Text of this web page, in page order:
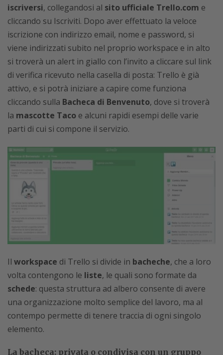
iscriversi, collegandosi al sito ufficiale Trello.com e
cliccando su Iscriviti. Dopo aver effettuato la veloce
iscrizione con indirizzo email, nome e password, si
viene indirizzati subito nel proprio workspace e in alto
si troverà un alert in giallo con l’invito a cliccare sul link
di verifica ricevuto nella casella di posta: Trello è già
attivo, e si potrà iniziare a capire come funziona
cliccando sulla Bacheca di Benvenuto, dove si troverà
la mascotte Taco e alcuni rapidi esempi delle varie
parti di cui si compone il servizio.
Il workspace di Trello si divide in bacheche, che a loro
volta contengono le liste, le quali sono formate da
schede: questa struttura ad albero consente di avere
una organizzazione molto semplice del lavoro, ma al
contempo permette di tenere traccia di ogni singolo
elemento.
La bacheca: privata o condivisa con un gruppo